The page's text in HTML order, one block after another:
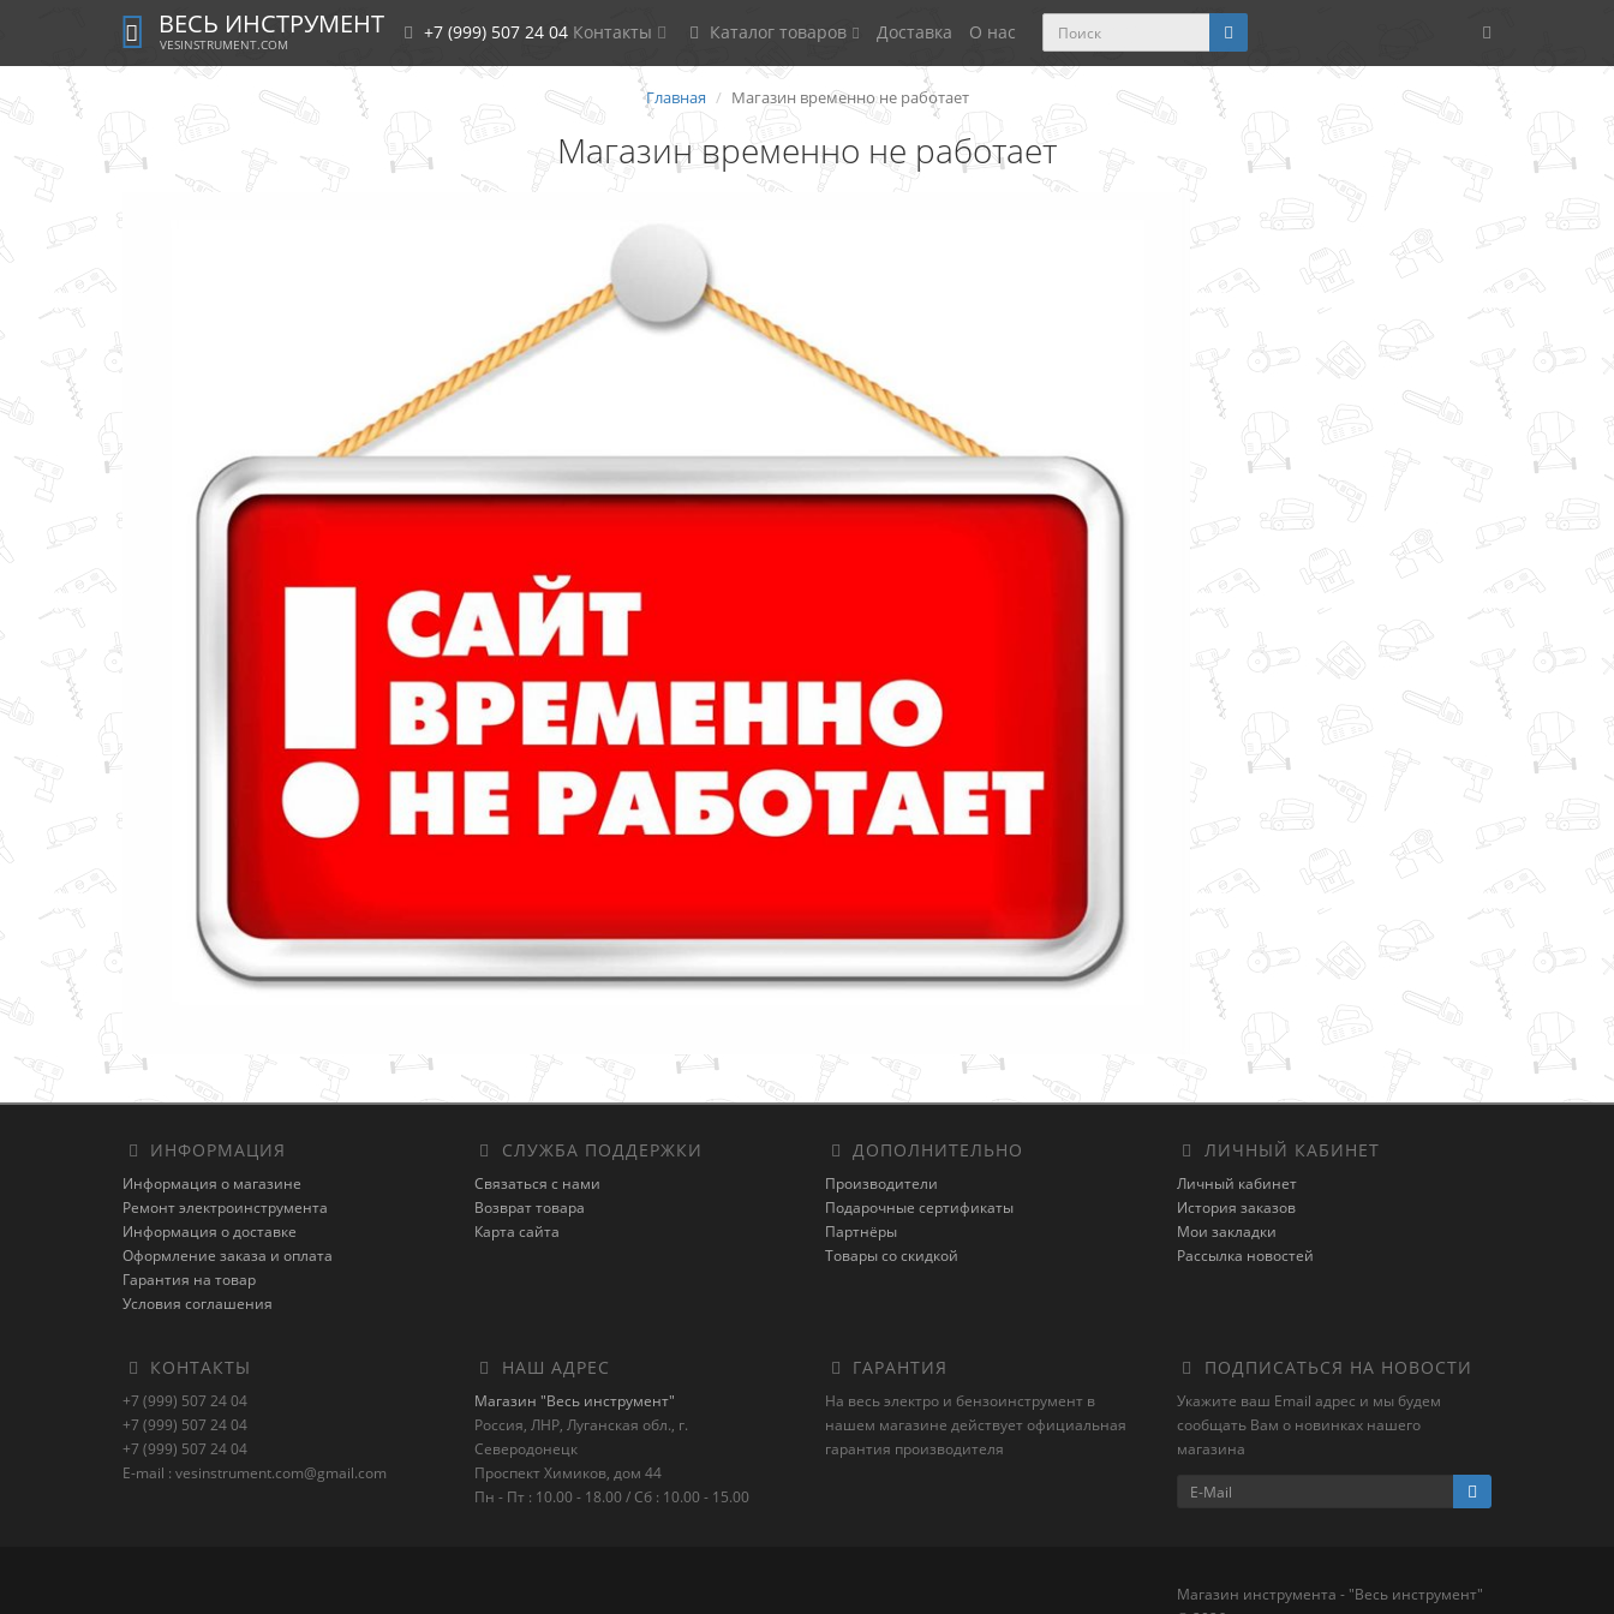
ВЕСЬ ИНСТРУМЕНТ
VESINSTRUMENT.COM
+7 (999) 507 24 04 Контакты Каталог товаров Доставка О нас
Главная Магазин временно не работает
Магазин временно не работает
ИНФОРМАЦИЯ
Информация о магазине
Ремонт электроинструмента
Информация о доставке
Оформление заказа и оплата
Гарантия на товар
Условия соглашения
СЛУЖБА ПОДДЕРЖКИ
Связаться с нами
Возврат товара
Карта сайта
ДОПОЛНИТЕЛЬНО
Производители
Подарочные сертификаты
Партнёры
Товары со скидкой
ЛИЧНЫЙ КАБИНЕТ
Личный кабинет
История заказов
Мои закладки
Рассылка новостей
КОНТАКТЫ
+7 (999) 507 24 04
+7 (999) 507 24 04
+7 (999) 507 24 04
E-mail : vesinstrument.com@gmail.com
НАШ АДРЕС
Магазин "Весь инструмент"
Россия, ЛНР, Луганская обл., г.
Северодонецк
Проспект Химиков, дом 44
Пн - Пт : 10.00 - 18.00 / Сб : 10.00 - 15.00
ГАРАНТИЯ
На весь электро и бензоинструмент в
нашем магазине действует официальная
гарантия производителя
ПОДПИСАТЬСЯ НА НОВОСТИ
Укажите ваш Email адрес и мы будем
сообщать Вам о новинках нашего
магазина
Магазин инструмента - "Весь инструмент"